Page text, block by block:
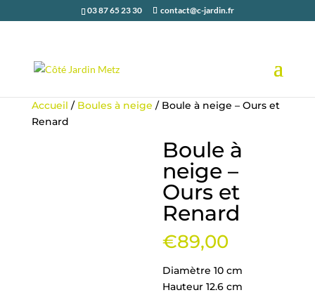
03 87 65 23 30 contact@c-jardin.fr
Accueil / Boules à neige / Boule à neige – Ours et
Renard
Boule à
neige –
Ours et
Renard
€89,00
Diamètre 10 cm
Hauteur 12.6 cm